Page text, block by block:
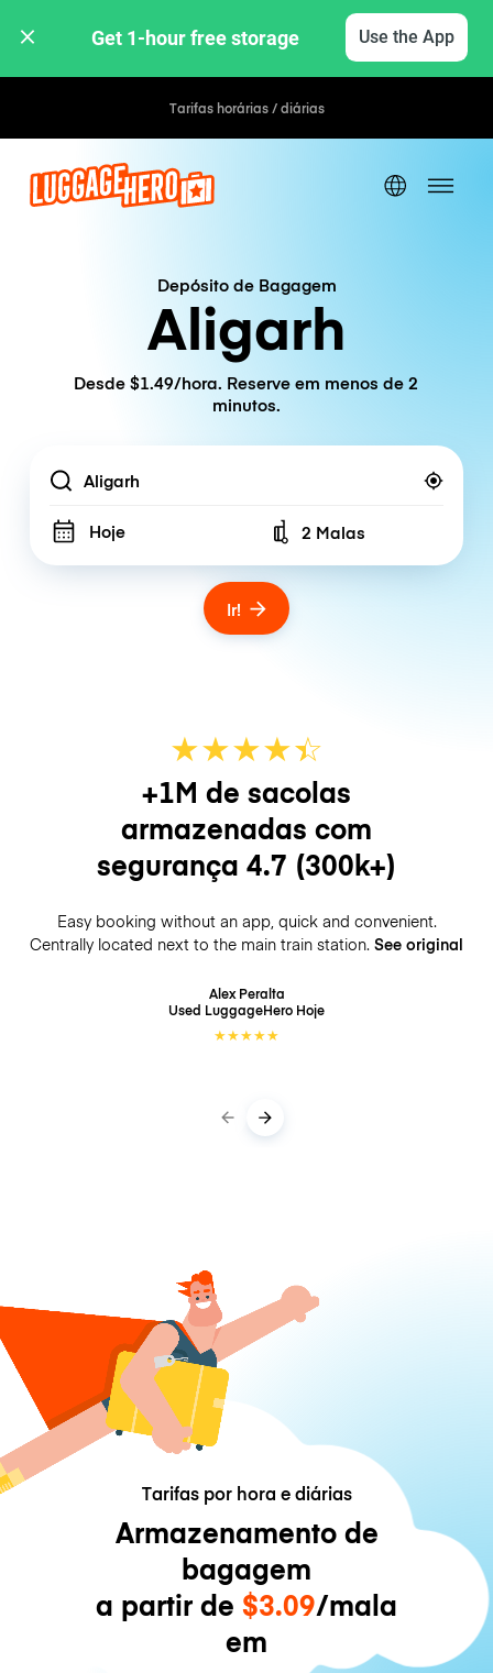
Get 1-hour free storage Use the App
Tarifas horárias / diárias
Depósito de Bagagem
Aligarh
Desde $1.49/hora. Reserve em menos de 2
minutos.
Location
Hoje Number of bags
2 Malas
Ir!
★★★★☆
★
+1M de sacolas
armazenadas com
segurança 4.7 (300k+)
Easy booking without an app, quick and convenient.
Centrally located next to the main train station. See original
Alex Peralta
Used LuggageHero Hoje
★★★★★
Tarifas por hora e diárias
Armazenamento de
bagagem
a partir de $3.09/mala
em